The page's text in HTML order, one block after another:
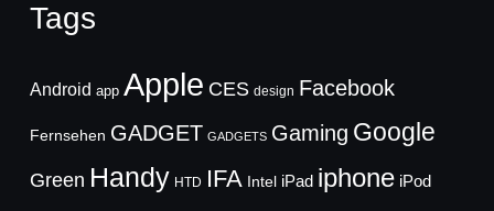
Tags
Android app Apple CES design Facebook
Fernsehen GADGET GADGETS Gaming Google
Green Handy HTD IFA Intel iPad iphone iPod